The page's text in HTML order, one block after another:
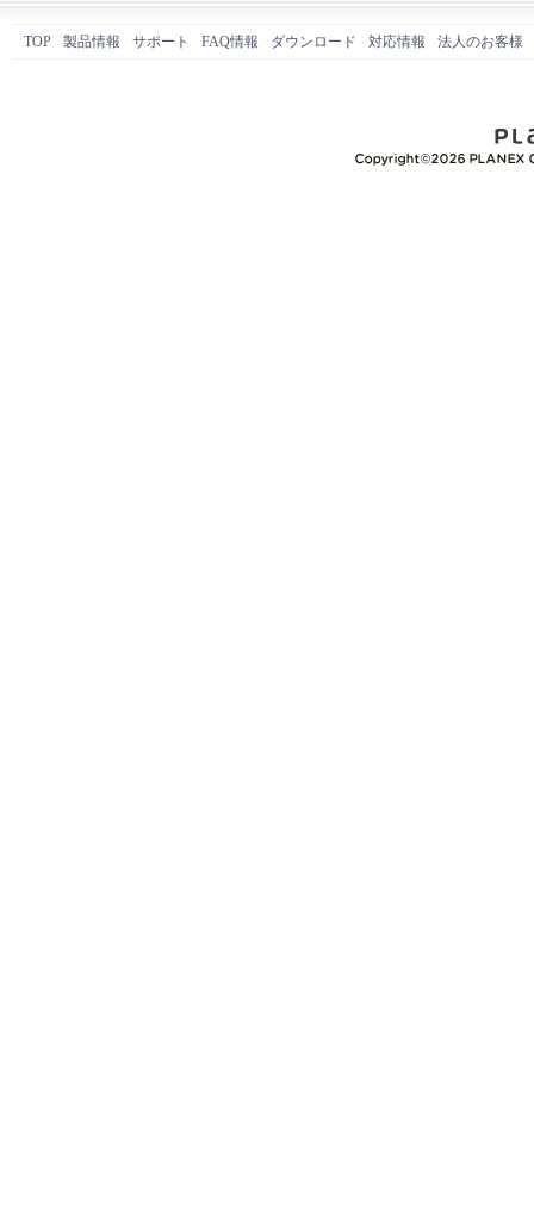
TOP 製品情報 サポート FAQ情報 ダウンロード 対応情報 法人のお客様